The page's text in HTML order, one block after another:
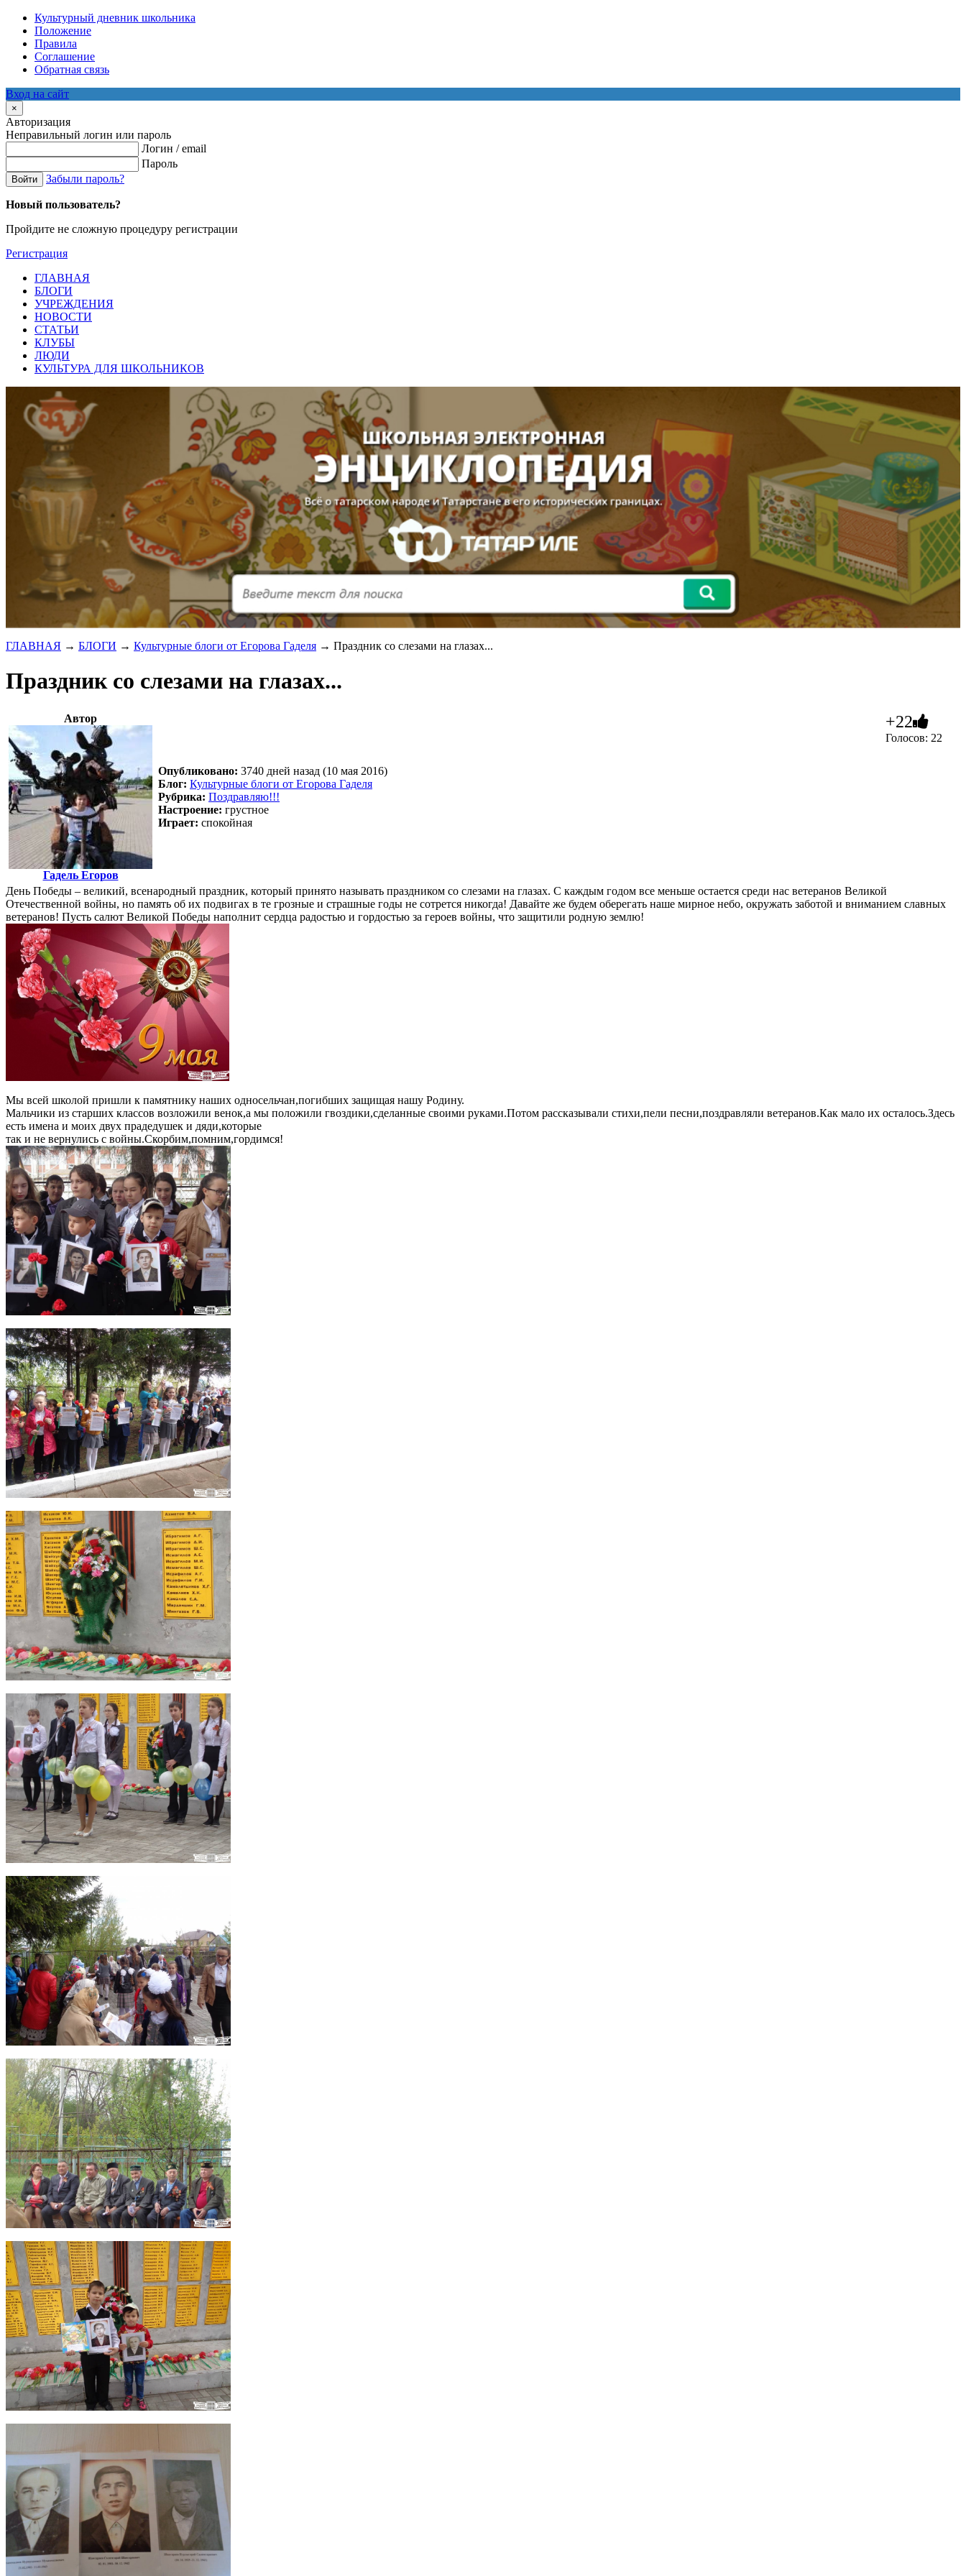
Культурный дневник школьника
Положение
Правила
Соглашение
Обратная связь
Вход на сайт
×
Авторизация
Неправильный логин или пароль
Логин / email
Пароль
Войти Забыли пароль?
Новый пользователь?
Пройдите не сложную процедуру регистрации
Регистрация
ГЛАВНАЯ
БЛОГИ
УЧРЕЖДЕНИЯ
НОВОСТИ
СТАТЬИ
КЛУБЫ
ЛЮДИ
КУЛЬТУРА ДЛЯ ШКОЛЬНИКОВ
ГЛАВНАЯ → БЛОГИ → Культурные блоги от Егорова Гаделя → Праздник со слезами на глазах...
Праздник со слезами на глазах...
Автор
Гадель Егоров
Опубликовано: 3740 дней назад (10 мая 2016)
Блог: Культурные блоги от Егорова Гаделя
Рубрика: Поздравляю!!!
Настроение: грустное
Играет: спокойная
+22
Голосов: 22
День Победы – великий, всенародный праздник, который принято называть праздником со слезами на глазах. С каждым годом все меньше остается среди нас ветеранов Великой
Отечественной войны, но память об их подвигах в те грозные и страшные годы не сотрется никогда! Давайте же будем оберегать наше мирное небо, окружать заботой и вниманием славных
ветеранов! Пусть салют Великой Победы наполнит сердца радостью и гордостью за героев войны, что защитили родную землю!
Мы всей школой пришли к памятнику наших односельчан,погибших защищая нашу Родину.
Мальчики из старших классов возложили венок,а мы положили гвоздики,сделанные своими руками.Потом рассказывали стихи,пели песни,поздравляли ветеранов.Как мало их осталось.Здесь
есть имена и моих двух прадедушек и дяди,которые
так и не вернулись с войны.Скорбим,помним,гордимся!